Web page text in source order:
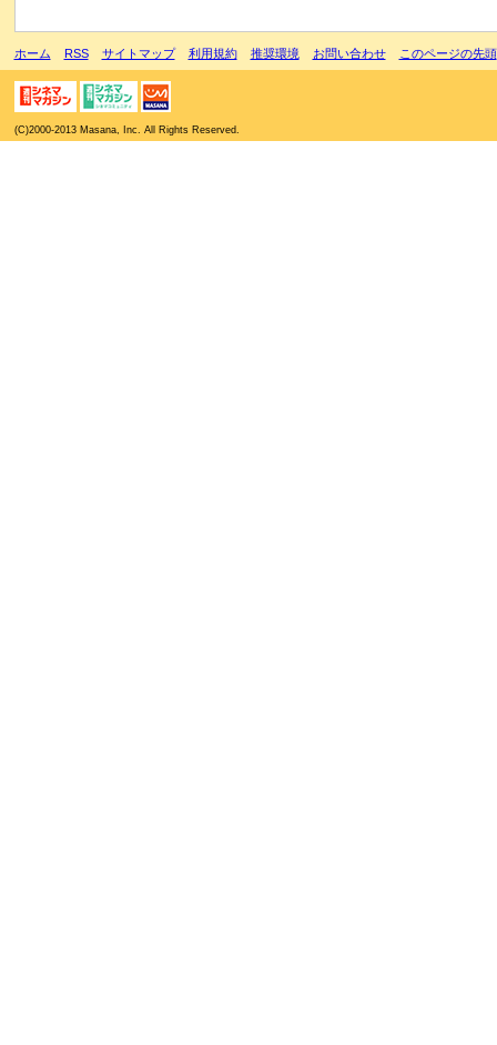
ホーム RSS サイトマップ 利用規約 推奨環境 お問い合わせ このページの先頭
(C)2000-2013 Masana, Inc. All Rights Reserved.